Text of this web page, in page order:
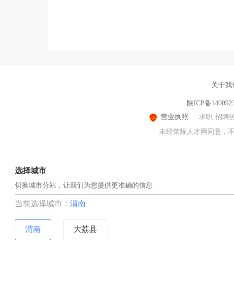
关于我
陕ICP备
营业执照
求职·招聘
未经荣耀人才网同意，
选择城市
切换城市分站，让我们为您提供更准确的信息
当前选择城市： 渭南
渭南 大荔县